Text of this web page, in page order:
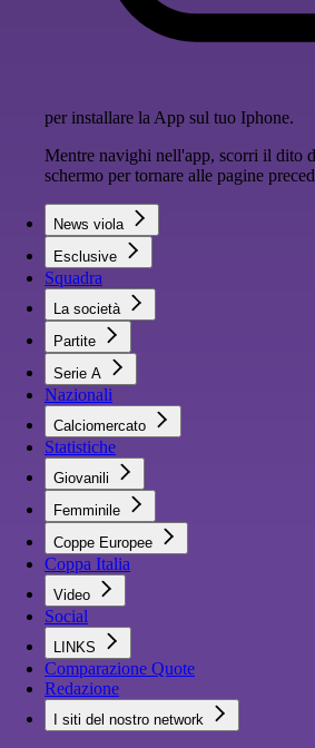
per installare la App sul tuo Iphone.
Mentre navighi nell'app, scorri il dito
schermo per tornare alle pagine
News viola
Esclusive
Squadra
La società
Partite
Serie A
Nazionali
Calciomercato
Statistiche
Giovanili
Femminile
Coppe Europee
Coppa Italia
Video
Social
LINKS
Comparazione Quote
Redazione
I siti del nostro network